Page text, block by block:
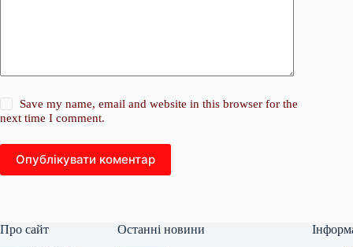
Save my name, email and website in this browser for the
next time I comment.
Опублікувати коментар
Про сайт Останні новини